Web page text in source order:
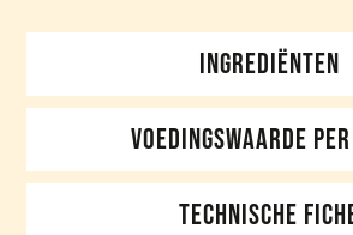
INGREDIËNTEN
VOEDINGSWAARDE
TECHNISCHE